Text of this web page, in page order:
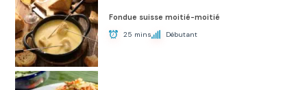
Fondue suisse moitié-moitié
25 mins Débutant